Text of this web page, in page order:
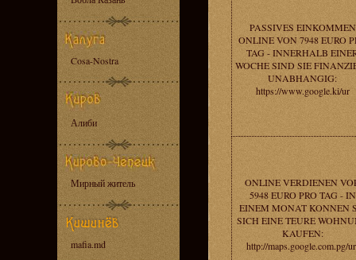
Cosa-Nostra
Алиби
Мирный житель
mafia.md
PASSIVES EINKOMMEN
ONLINE VON 7948 EURO
TAG - INNERHALB
WOCHE SIND SIE
UNABHANGIG:
https://www.google.ki/ur
ONLINE VERDIENEN
5948 EURO PRO TAG - IN
EINEM MONAT KONNEN
SICH EINE TEURE
KAUFEN:
http://maps.google.com.pg/